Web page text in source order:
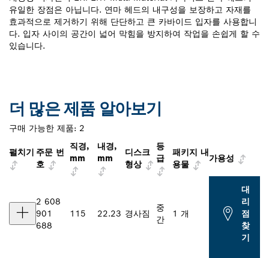
유일한 장점은 아닙니다. 연마 헤드의 내구성을 보장하고 자재를
효과적으로 제거하기 위해 단단하고 큰 카바이드 입자를 사용합니
다. 입자 사이의 공간이 넓어 막힘을 방지하여 작업을 손쉽게 할 수
있습니다.
더 많은 제품 알아보기
구매 가능한 제품: 2
펼치기 주문 번
호
직경,
mm
내경,
mm
디스크
형상
등
급
패키지 내
용물
가용성
2 608
901
688
115 22.23 경사짐
중
간
1 개
대
리
점
찾
기